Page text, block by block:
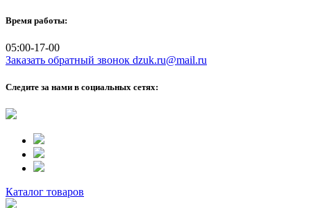
Время работы:
05:00-17-00
Заказать обратный звонок dzuk.ru@mail.ru
Следите за нами в социальных сетях:
Каталог товаров